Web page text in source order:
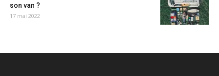
son van ?
17 mai 2022